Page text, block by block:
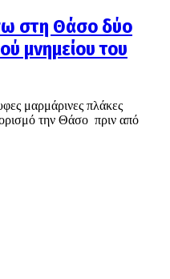
στη Θάσο δύο
μνημείου του
μαρμάρινες πλάκες
την Θάσο πριν από